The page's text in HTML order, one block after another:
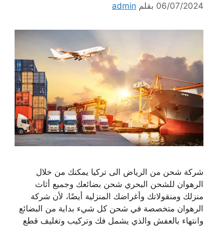
06/07/2024 بقلم admin
شركة شحن من الرياض الى تركيا يمكنك من خلال
الرهوان للشحن البحري شحن بضائعك وجميع أثاث
منزلك ومنقولاتك وأغراضك المنزلية أيضًا، لأن شركة
الرهوان متخصصة في شحن كل شيء بداية من البضائع
وانتهاء بالعفش والذي يشمل فك وتركيب وتغليف قطع